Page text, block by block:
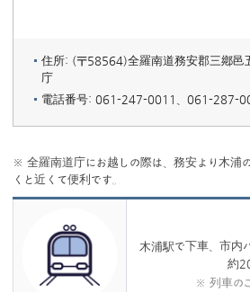
住所: (〒58564)全羅南道務安郡三鄕邑
庁
電話番号: 061-247-0011、061-287-
※ 全羅南道庁にお越しの際は、務安より木浦
くと近くて便利です。
木浦駅で下車、市内
約
※ 列車の